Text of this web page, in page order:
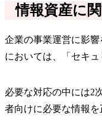
情報資産に
企業の事業運営に影
においては、「セキ
必要な対応の中には2
者向けに必要な情報を